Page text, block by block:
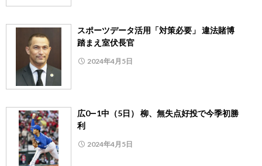
スポーツデータ活用「対策必要」 違法賭博
踏まえ室伏長官
2024年4月5日
広0―1中（5日） 柳、無失点好投で今季初勝
利
2024年4月5日